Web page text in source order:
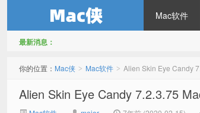
Mac软件
最新消息：
你的位置： Mac侠 > Mac软件 > Alien Skin Eye Candy
Alien Skin Eye Candy 7.2.3.75